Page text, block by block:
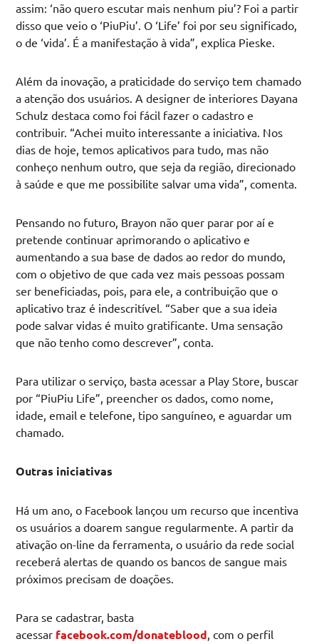
assim: ‘não quero escutar mais nenhum piu’? Foi a partir
disso que veio o ‘PiuPiu’. O ‘Life’ foi por seu significado,
o de ‘vida’. É a manifestação à vida”, explica Pieske.
Além da inovação, a praticidade do serviço tem chamado
a atenção dos usuários. A designer de interiores Dayana
Schulz destaca como foi fácil fazer o cadastro e
contribuir. “Achei muito interessante a iniciativa. Nos
dias de hoje, temos aplicativos para tudo, mas não
conheço nenhum outro, que seja da região, direcionado
à saúde e que me possibilite salvar uma vida”, comenta.
Pensando no futuro, Brayon não quer parar por aí e
pretende continuar aprimorando o aplicativo e
aumentando a sua base de dados ao redor do mundo,
com o objetivo de que cada vez mais pessoas possam
ser beneficiadas, pois, para ele, a contribuição que o
aplicativo traz é indescritível. “Saber que a sua ideia
pode salvar vidas é muito gratificante. Uma sensação
que não tenho como descrever”, conta.
Para utilizar o serviço, basta acessar a Play Store, buscar
por “PiuPiu Life”, preencher os dados, como nome,
idade, email e telefone, tipo sanguíneo, e aguardar um
chamado.
Outras iniciativas
Há um ano, o Facebook lançou um recurso que incentiva
os usuários a doarem sangue regularmente. A partir da
ativação on-line da ferramenta, o usuário da rede social
receberá alertas de quando os bancos de sangue mais
próximos precisam de doações.
Para se cadastrar, basta
acessar facebook.com/donateblood, com o perfil